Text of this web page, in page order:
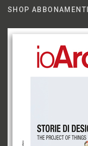
SHOP ABBONAMENTI